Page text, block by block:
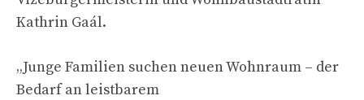
Kathrin Gaál.
„Junge Familien suchen neuen Wohnraum – der
Bedarf an leistbarem